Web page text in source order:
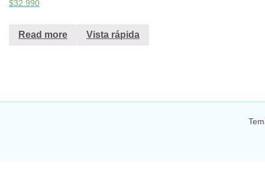
$32.990
Read more Vista rápida